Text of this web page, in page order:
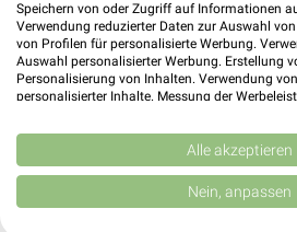
Speichern von oder Zugriff auf Informationen
Verwendung reduzierter Daten zur Auswahl
von Profilen für personalisierte Werbung.
Auswahl personalisierter Werbung. Erstellung
Personalisierung von Inhalten. Verwendung
personalisierter Inhalte. Messung der
Kombinationen von Daten aus verschiedenen
Verbesserung der Angebote. Verwendung
von Inhalten.
Daten können außerhalb der Europäischen
USA gesendet werden.
Alle akzeptieren
Nein, anpassen